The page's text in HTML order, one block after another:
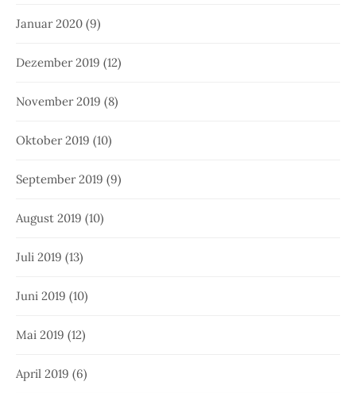
Januar 2020 (9)
Dezember 2019 (12)
November 2019 (8)
Oktober 2019 (10)
September 2019 (9)
August 2019 (10)
Juli 2019 (13)
Juni 2019 (10)
Mai 2019 (12)
April 2019 (6)